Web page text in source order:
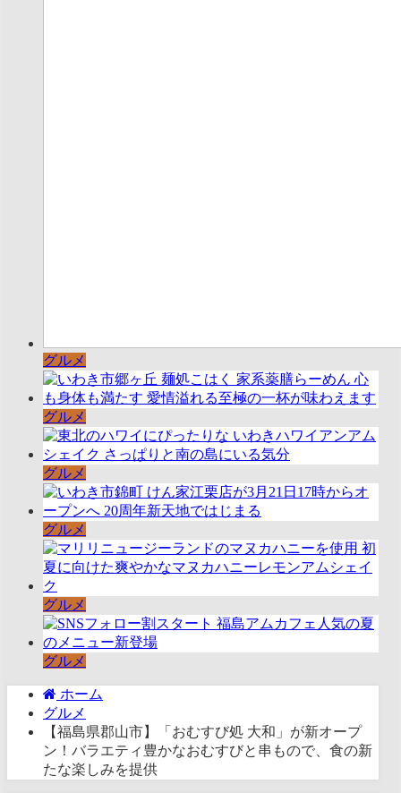
グルメ
グルメ
グルメ
グルメ
グルメ
グルメ
ホーム
グルメ
【福島県郡山市】「おむすび処 大和」が新オープ
ン！バラエティ豊かなおむすびと串もので、食の新
たな楽しみを提供